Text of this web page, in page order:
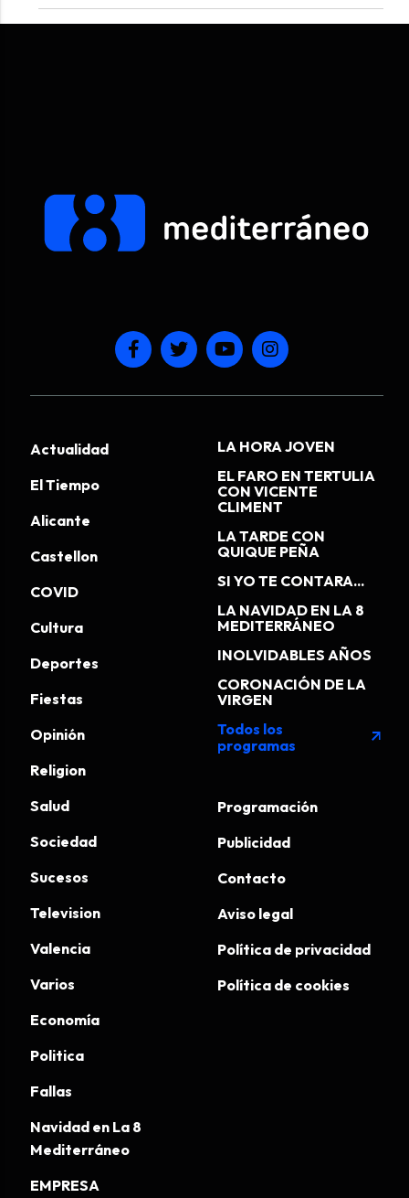
Actualidad
El Tiempo
Alicante
Castellon
COVID
Cultura
Deportes
Fiestas
Opinión
Religion
Salud
Sociedad
Sucesos
Television
Valencia
Varios
Economía
Politica
Fallas
Navidad en La 8
Mediterráneo
EMPRESA
LA HORA JOVEN
EL FARO EN TERTULIA
CON VICENTE
CLIMENT
LA TARDE CON
QUIQUE PEÑA
SI YO TE CONTARA...
LA NAVIDAD EN LA 8
MEDITERRÁNEO
INOLVIDABLES AÑOS
CORONACIÓN DE LA
VIRGEN
Todos los
programas
arrow_outward
Programación
Publicidad
Contacto
Aviso legal
Política de privacidad
Política de cookies